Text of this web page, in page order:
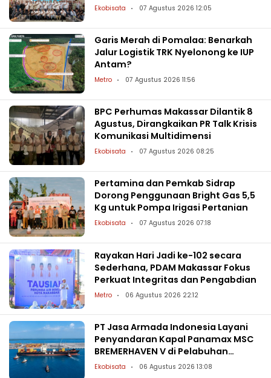
Ekobisata 07 Agustus 2026 12:05
Garis Merah di Pomalaa: Benarkah
Jalur Logistik TRK Nyelonong ke IUP
Antam?
Metro 07 Agustus 2026 11:56
BPC Perhumas Makassar Dilantik 8
Agustus, Dirangkaikan PR Talk Krisis
Komunikasi Multidimensi
Ekobisata 07 Agustus 2026 08:25
Pertamina dan Pemkab Sidrap
Dorong Penggunaan Bright Gas 5,5
Kg untuk Pompa Irigasi Pertanian
Ekobisata 07 Agustus 2026 07:18
Rayakan Hari Jadi ke-102 secara
Sederhana, PDAM Makassar Fokus
Perkuat Integritas dan Pengabdian
Metro 06 Agustus 2026 22:12
PT Jasa Armada Indonesia Layani
Penyandaran Kapal Panamax MSC
BREMERHAVEN V di Pelabuhan
Patimban
Ekobisata 06 Agustus 2026 13:08